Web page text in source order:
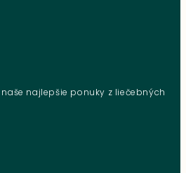
najlepšie ponuky z liečebných